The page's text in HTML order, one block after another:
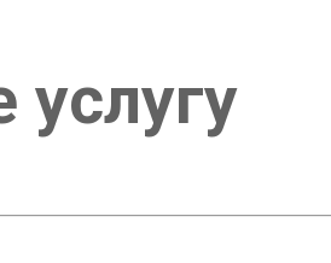
услугу